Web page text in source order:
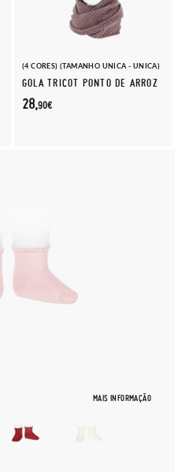
(4 CORES) (TAMANHO UNICA - UNICA)
GOLA TRICOT PONTO DE ARROZ
28,90€
MAIS INFORMAÇÃO